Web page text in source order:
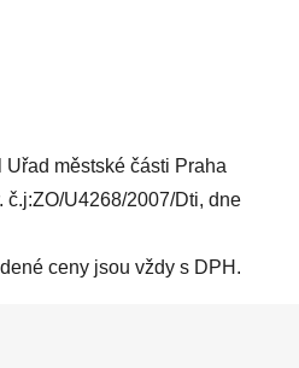
městské části Praha
č.j:ZO/U4268/2007/Dti, dne
ceny jsou vždy s DPH.